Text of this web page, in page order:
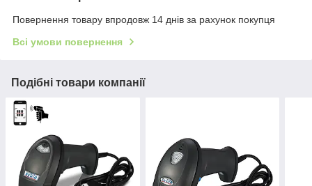
Повернення товару впродовж 14 днів за рахунок покупця
Всі умови повернення
Подібні товари компанії